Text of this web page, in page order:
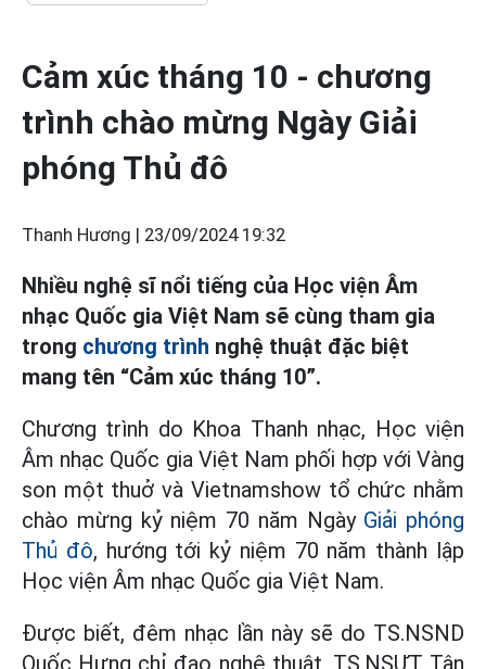
Cảm xúc tháng 10 - chương
trình chào mừng Ngày Giải
phóng Thủ đô
Thanh Hương | 23/09/2024 19:32
Nhiều nghệ sĩ nổi tiếng của Học viện Âm
nhạc Quốc gia Việt Nam sẽ cùng tham gia
trong chương trình nghệ thuật đặc biệt
mang tên “Cảm xúc tháng 10”.
Chương trình do Khoa Thanh nhạc, Học viện
Âm nhạc Quốc gia Việt Nam phối hợp với Vàng
son một thuở và Vietnamshow tổ chức nhằm
chào mừng kỷ niệm 70 năm Ngày Giải phóng
Thủ đô, hướng tới kỷ niệm 70 năm thành lập
Học viện Âm nhạc Quốc gia Việt Nam.
Được biết, đêm nhạc lần này sẽ do TS.NSND
Quốc Hưng chỉ đạo nghệ thuật, TS.NSƯT Tân